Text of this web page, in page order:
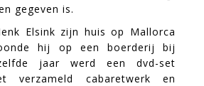
gegeven is.
Elsink zijn huis op Mallorca
hij op een boerderij bij
jaar werd een dvd-set
verzameld cabaretwerk en